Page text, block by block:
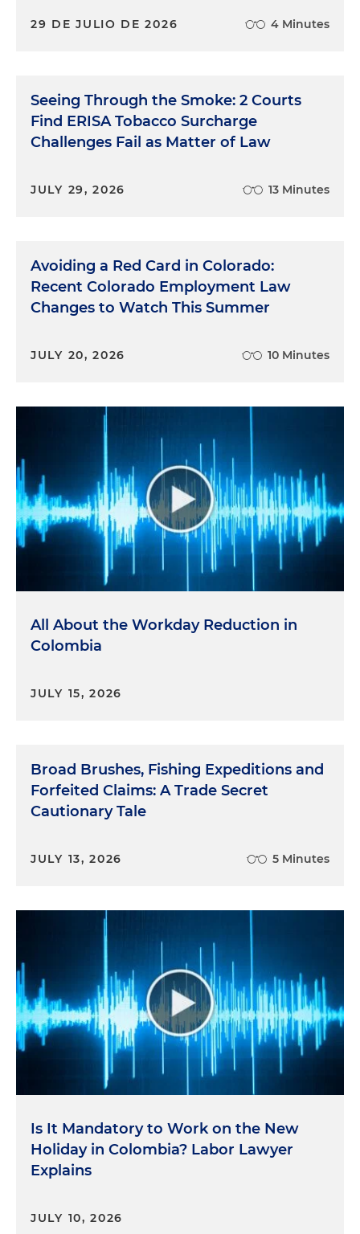
29 DE JULIO DE 2026 4 Minutes
Seeing Through the Smoke: 2 Courts
Find ERISA Tobacco Surcharge
Challenges Fail as Matter of Law
JULY 29, 2026 13 Minutes
Avoiding a Red Card in Colorado:
Recent Colorado Employment Law
Changes to Watch This Summer
JULY 20, 2026 10 Minutes
All About the Workday Reduction in
Colombia
JULY 15, 2026
Broad Brushes, Fishing Expeditions and
Forfeited Claims: A Trade Secret
Cautionary Tale
JULY 13, 2026 5 Minutes
Is It Mandatory to Work on the New
Holiday in Colombia? Labor Lawyer
Explains
JULY 10, 2026